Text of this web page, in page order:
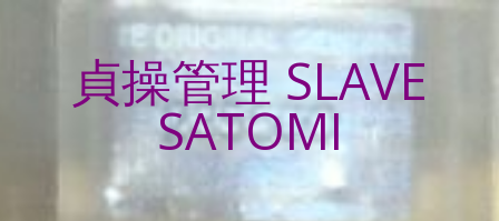
貞操管理 SLAVE
SATOMI